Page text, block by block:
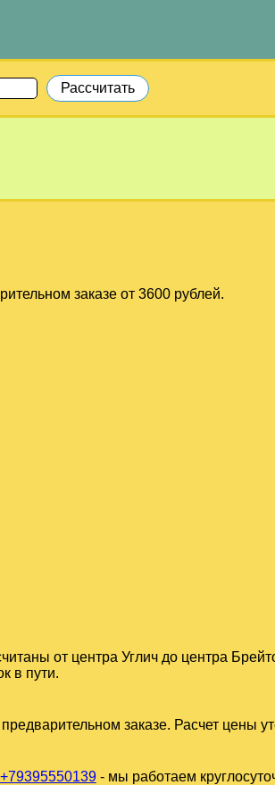
заказе от 3600 рублей.
от центра Углич до центра
в пути.
заказе. Расчет цены
- мы работаем